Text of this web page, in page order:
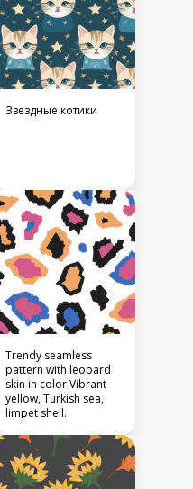
Звездные котики
Trendy seamless
pattern with leopard
skin in color Vibrant
yellow, Turkish sea,
limpet shell.